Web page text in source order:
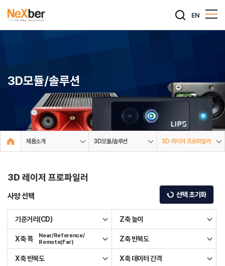
EN
3D모듈/솔루션
제품소개 3D모듈/솔루션 3D 레이저 프로파일러
3D 레이저 프로파일러
사양 선택 선택 초기화
기준거리(CD) Z축 높이
X축 폭
Near/Reference/
Remote(Far)
Z축 반복도
X축 반복도 X축 데이터 간격